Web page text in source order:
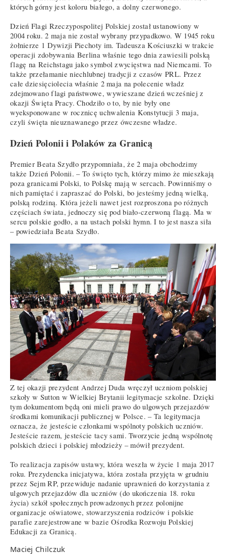
których górny jest koloru białego, a dolny czerwonego.
Dzień Flagi Rzeczypospolitej Polskiej został ustanowiony w
2004 roku. 2 maja nie został wybrany przypadkowo. W 1945 roku
żołnierze 1 Dywizji Piechoty im. Tadeusza Kościuszki w trakcie
operacji zdobywania Berlina właśnie tego dnia zawiesili polską
flagę na Reichstagu jako symbol zwycięstwa nad Niemcami. To
także przełamanie niechlubnej tradycji z czasów PRL. Przez
całe dziesięciolecia właśnie 2 maja na polecenie władz
zdejmowano flagi państwowe, wywieszane dzień wcześniej z
okazji Święta Pracy. Chodziło o to, by nie były one
wyeksponowane w rocznicę uchwalenia Konstytucji 3 maja,
czyli święta nieuznawanego przez ówczesne władze.
Dzień Polonii i Polaków za Granicą
Premier Beata Szydło przypomniała, że 2 maja obchodzimy
także Dzień Polonii. – To święto tych, którzy mimo że mieszkają
poza granicami Polski, to Polskę mają w sercach. Powinniśmy o
nich pamiętać i zapraszać do Polski, bo jesteśmy jedną wielką,
polską rodziną. Która jeżeli nawet jest rozproszona po różnych
częściach świata, jednoczy się pod biało-czerwoną flagą. Ma w
sercu polskie godło, a na ustach polski hymn. I to jest nasza siła
– powiedziała Beata Szydło.
Z tej okazji prezydent Andrzej Duda wręczył uczniom polskiej
szkoły w Sutton w Wielkiej Brytanii legitymacje szkolne. Dzięki
tym dokumentom będą oni mieli prawo do ulgowych przejazdów
środkami komunikacji publicznej w Polsce. – Ta legitymacja
oznacza, że jesteście członkami wspólnoty polskich uczniów.
Jesteście razem, jesteście tacy sami. Tworzycie jedną wspólnotę
polskich dzieci i polskiej młodzieży – mówił prezydent.
To realizacja zapisów ustawy, która weszła w życie 1 maja 2017
roku. Prezydencka inicjatywa, która została przyjęta w grudniu
przez Sejm RP, przewiduje nadanie uprawnień do korzystania z
ulgowych przejazdów dla uczniów (do ukończenia 18. roku
życia) szkół społecznych prowadzonych przez polonijne
organizacje oświatowe, stowarzyszenia rodziców i polskie
parafie zarejestrowane w bazie Ośrodka Rozwoju Polskiej
Edukacji za Granicą.
Maciej Chilczuk